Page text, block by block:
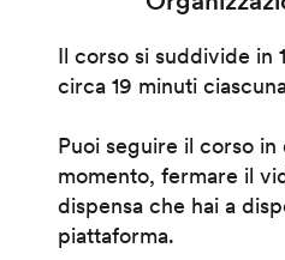
Il corso si suddivide in
circa 19 minuti
Puoi seguire il corso in
momento, fermare il
dispensa che hai a
piattaforma.